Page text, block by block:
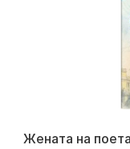
Жената на поета